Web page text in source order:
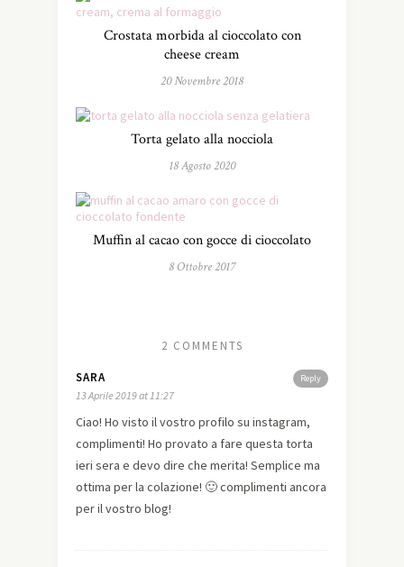
Crostata morbida al cioccolato con
cheese cream
20 Novembre 2018
Torta gelato alla nocciola
18 Agosto 2020
Muffin al cacao con gocce di cioccolato
8 Ottobre 2017
2 COMMENTS
Reply
SARA
13 Aprile 2019 at 11:27
Ciao! Ho visto il vostro profilo su instagram,
complimenti! Ho provato a fare questa torta
ieri sera e devo dire che merita! Semplice ma
ottima per la colazione! 🙂 complimenti ancora
per il vostro blog!